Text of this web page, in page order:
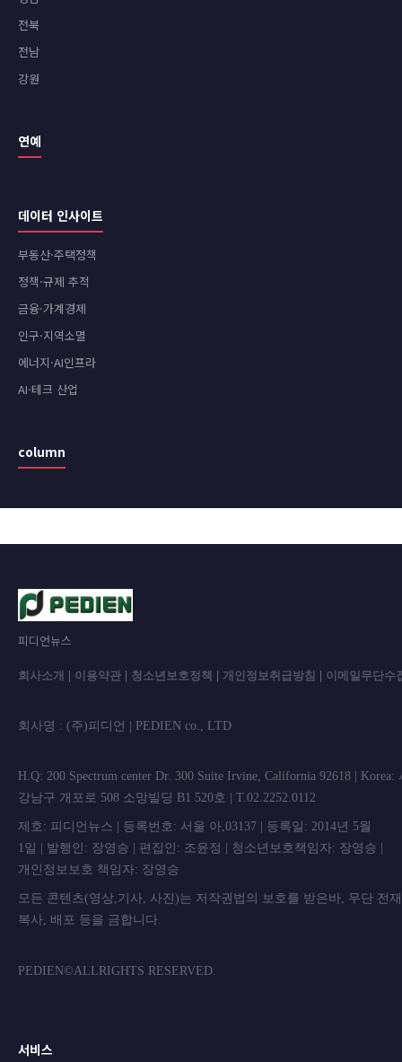
전북
전남
강원
연예
데이터 인사이트
부동산·주택정책
정책·규제 추적
금융·가계경제
인구·지역소멸
에너지·AI인프라
AI·테크 산업
column
피디언뉴스
회사소개 이용약관 청소년보호정책 개인정보취급방침 이메일무단수
회사명 : (주)피디언 | PEDIEN co.,
H.Q: 200 Spectrum center Dr. 300 Suite Irvine, California 92618 | Korea:
강남구 개포로 508 소망빌딩 B1 520호 | T.02.2252.0112
제호: 피디언뉴스 | 등록번호: 서울 아,03137 | 등록일: 2014년 5월
1일 | 발행인: 장영승 | 편집인: 조윤정 | 청소년보호책임자: 장영승 |
개인정보보호 책임자: 장영승
모든 콘텐츠(영상,기사, 사진)는 저작권법의 보호를 받은바, 무단 전
복사, 배포 등을 금합니
PEDIEN©ALLRIGHTS RESERVED.
서비스